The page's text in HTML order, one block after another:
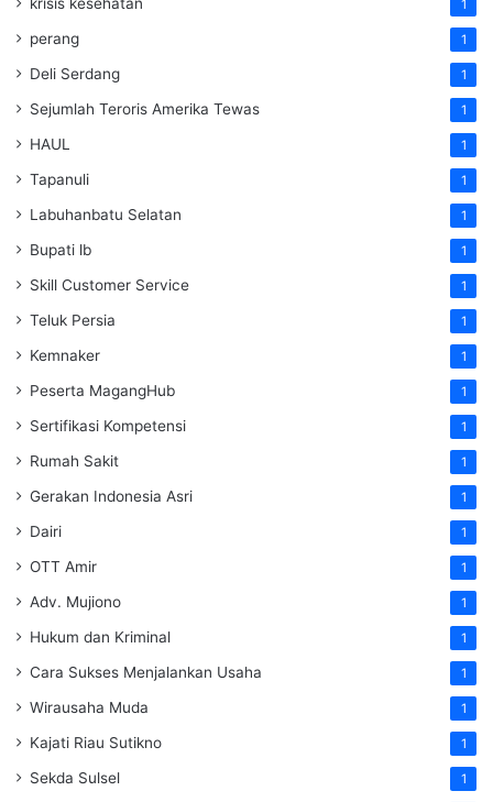
1
perang 1
Deli Serdang 1
Sejumlah Teroris Amerika Tewas 1
HAUL 1
Tapanuli 1
Labuhanbatu Selatan 1
Bupati lb 1
Skill Customer Service 1
Teluk Persia 1
Kemnaker 1
Peserta MagangHub 1
Sertifikasi Kompetensi 1
Rumah Sakit 1
Gerakan Indonesia Asri 1
Dairi 1
OTT Amir 1
Adv. Mujiono 1
Hukum dan Kriminal 1
Cara Sukses Menjalankan Usaha 1
Wirausaha Muda 1
Kajati Riau Sutikno 1
Sekda Sulsel 1